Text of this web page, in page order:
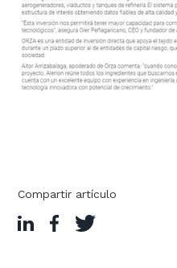
Compartir artículo